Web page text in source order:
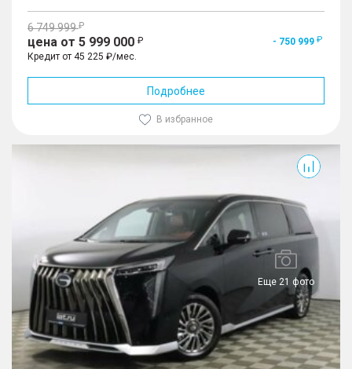
6 749 999
цена от 5 999 000
- 750 999
Кредит от 45 225 ₽/мес.
Подробнее
В избранное
Еще 21 фото